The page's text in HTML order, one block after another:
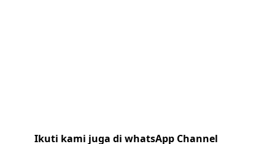
Ikuti kami juga di whatsApp Channel